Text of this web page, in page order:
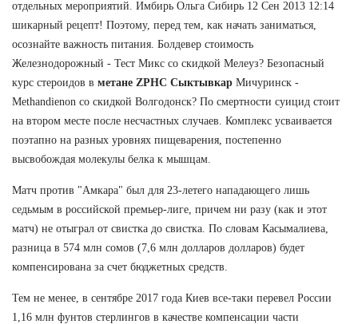
отдельных мероприятий. Имбирь Ольга Сибирь 12 Сен 2013 12:14
шикарный рецепт! Поэтому, перед тем, как начать заниматься,
осознайте важность питания. Болдевер стоимость
Железнодорожный - Тест Микс со скидкой Мелеуз? Безопасный
курс стероидов в метане ZPHC Сыктывкар Мичуринск -
Methandienon со скидкой Волгодонск? По смертности суицид стоит
на втором месте после несчастных случаев. Комплекс усваивается
поэтапно на разных уровнях пищеварения, постепенно
высвобождая молекулы белка к мышцам.
Матч против "Амкара" был для 23-летего нападающего лишь
седьмым в российской премьер-лиге, причем ни разу (как и этот
матч) не отыграл от свистка до свистка. По словам Касымалиева,
разница в 574 млн сомов (7,6 млн долларов долларов) будет
компенсирована за счет бюджетных средств.
Тем не менее, в сентябре 2017 года Киев все-таки перевел России
1,16 млн фунтов стерлингов в качестве компенсации части